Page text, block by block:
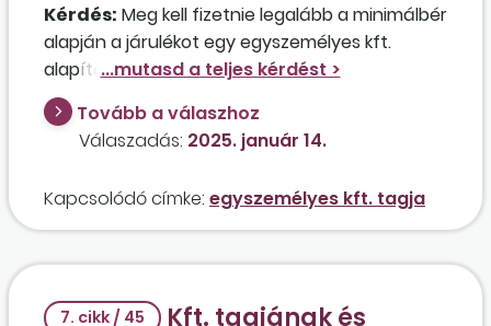
Kérdés: Meg kell fizetnie legalább a minimálbér
alapján a járulékot egy egyszemélyes kft.
alapító tagjának abban az esetben, ha a Ptk.
által biztosított felhatalmazás alapján úgy
dönt, hogy munkaviszony keretében látja el az
ügyvezetői teendőket, vagy ez csak abban az
mellett dönt? A munkabér a minimálbér 30
százalékának megfelelő összeg, és a
munkaszerződése alapján heti 10 órában lenne
Tovább a válaszhoz
Válaszadás: 2025. január 14.
Kapcsolódó címke: egyszemélyes kft. tagja
7. cikk / 45 Kft. tagjának és